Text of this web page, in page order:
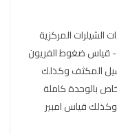
المركزية
بمصنع شركة لاذوردى بالعبور العرض الفنى 1- قياس ضغوط الفريون
وضبطها اذا لزم الامر . 2- غسيل المكثف وكذلك
الامبير الخاص بالوحدة كاملة
وكذلك قياس امبير